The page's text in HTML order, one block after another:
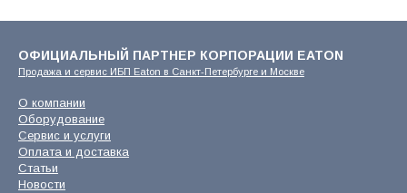
ОФИЦИАЛЬНЫЙ ПАРТНЕР КОРПОРАЦИИ EATON
Продажа и сервис ИБП Eaton в Санкт-Петербурге и Москве
О компании
Оборудование
Сервис и услуги
Оплата и доставка
Статьи
Новости